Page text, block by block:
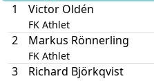
1
Victor Oldén
FK Athlet
2 Markus Rönnerling
FK Athlet
3 Richard Björkqvist